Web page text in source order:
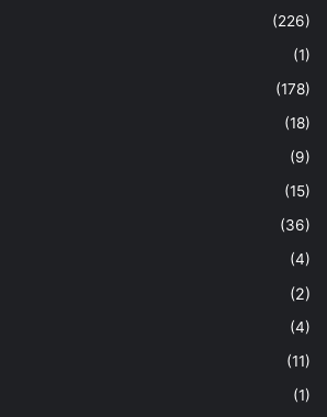
(226)
(1)
(178)
(18)
(9)
(15)
(36)
(4)
(2)
(4)
(11)
(1)